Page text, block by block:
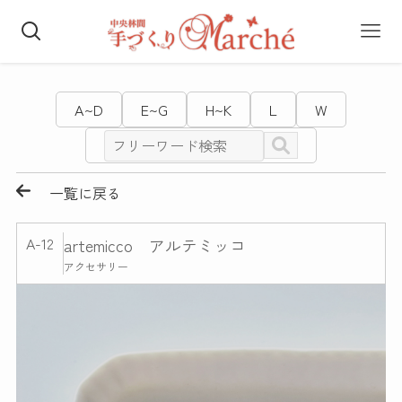
A~D E~G H~K L W
一覧に戻る
A-12 artemicco アルテミッコ
アクセサリー